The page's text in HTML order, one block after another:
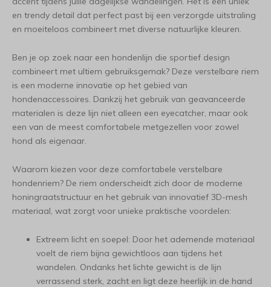
en trendy detail dat perfect past bij een verzorgde uitstraling
en moeiteloos combineert met diverse natuurlijke kleuren.
Ben je op zoek naar een hondenlijn die sportief design
combineert met ultiem gebruiksgemak? Deze verstelbare riem
is een moderne innovatie op het gebied van
hondenaccessoires. Dankzij het gebruik van geavanceerde
materialen is deze lijn niet alleen een eyecatcher, maar ook
een van de meest comfortabele metgezellen voor zowel
hond als eigenaar.
Waarom kiezen voor deze comfortabele verstelbare
hondenriem? De riem onderscheidt zich door de moderne
honingraatstructuur en het gebruik van innovatief 3D-mesh
materiaal, wat zorgt voor unieke praktische voordelen:
Extreem licht en soepel: Door het ademende materiaal
voelt de riem bijna gewichtloos aan tijdens het
wandelen. Ondanks het lichte gewicht is de lijn
verrassend sterk, zacht en ligt deze heerlijk in de hand